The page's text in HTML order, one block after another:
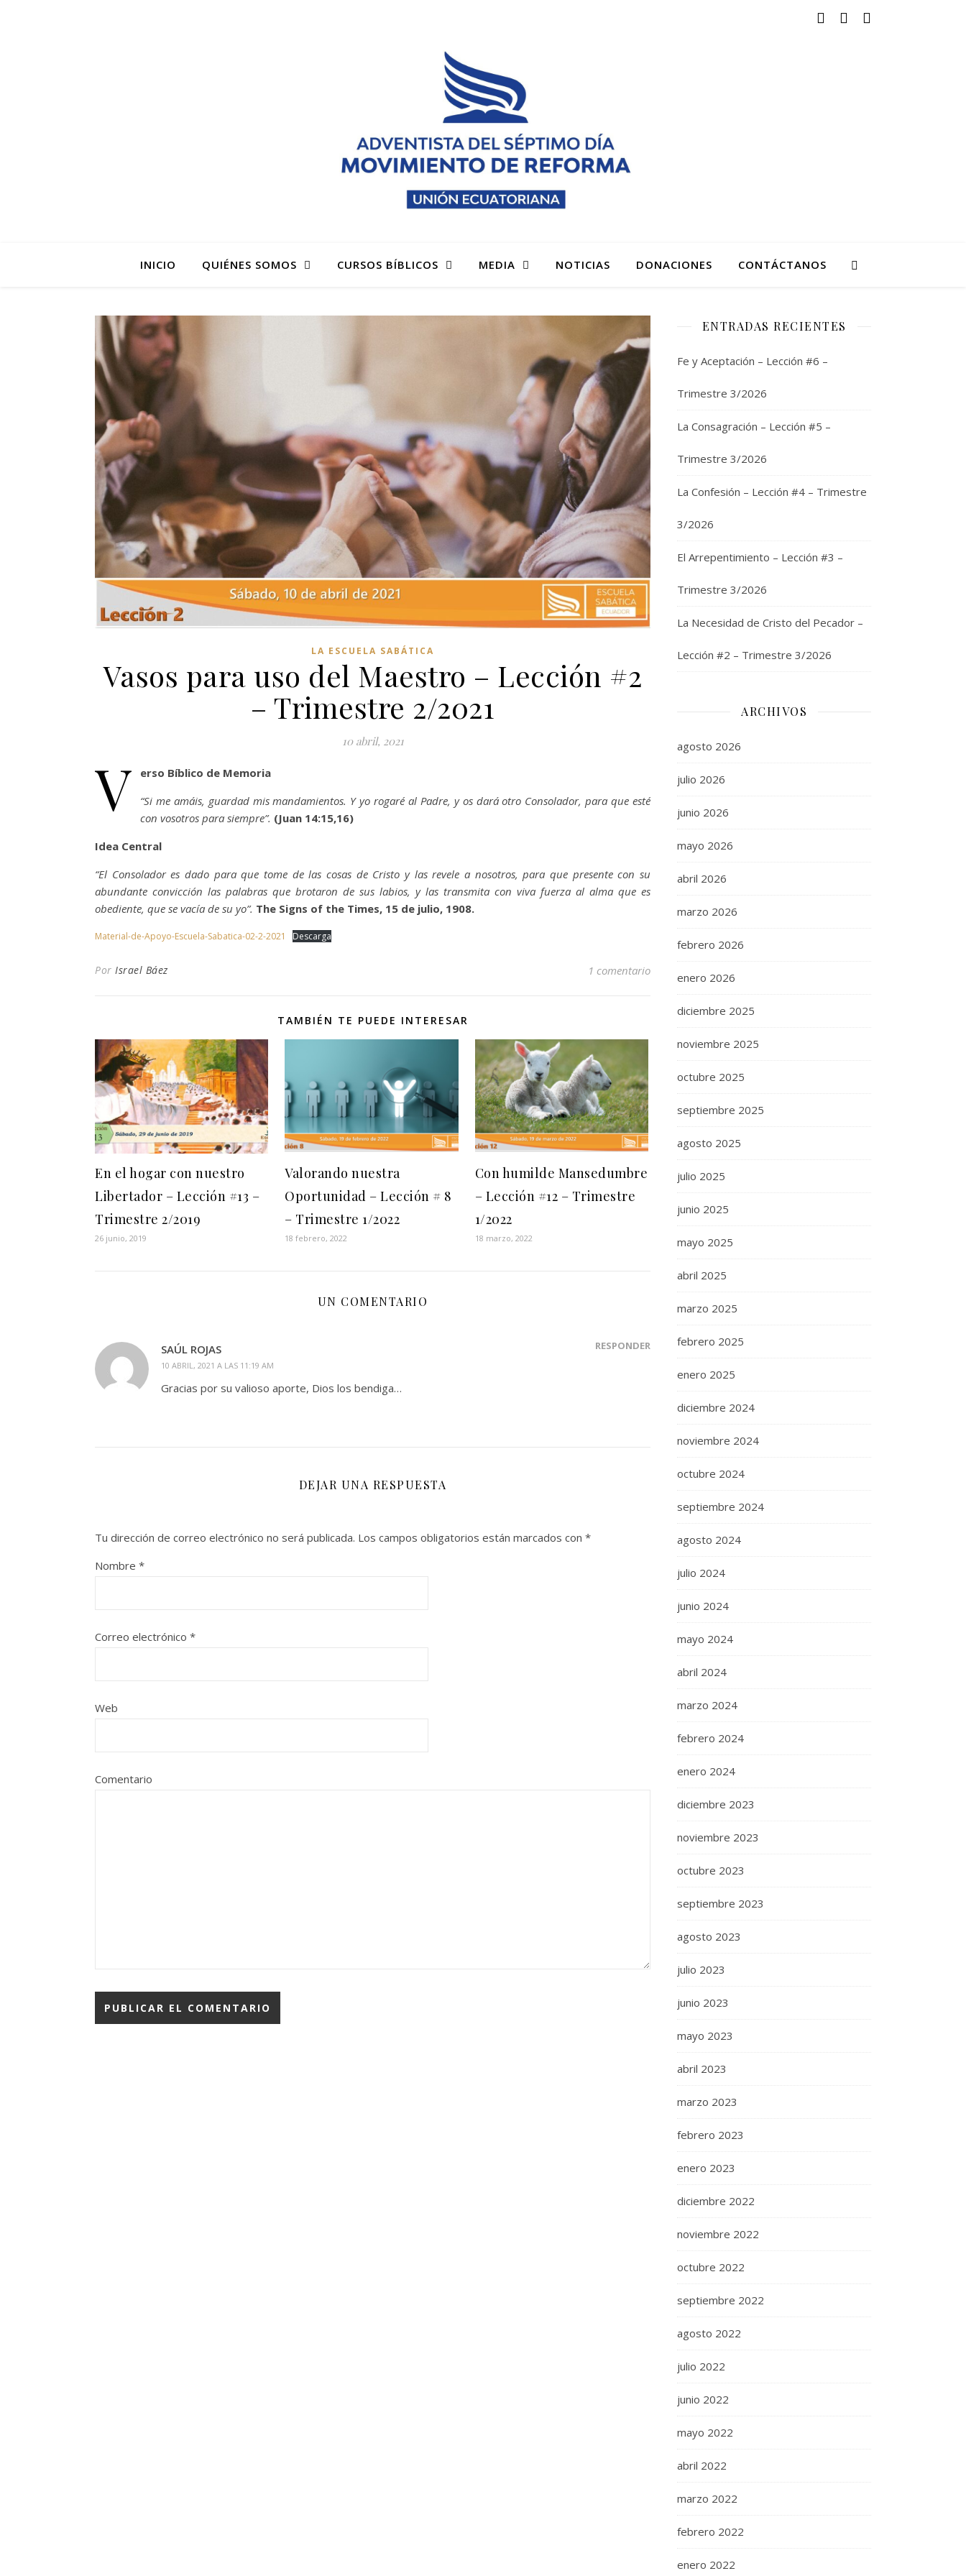
INICIO QUIÉNES SOMOS CURSOS BÍBLICOS MEDIA NOTICIAS DONACIONES CONTÁCTANOS
LA ESCUELA SABÁTICA
Vasos para uso del Maestro – Lección #2
– Trimestre 2/2021
10 abril, 2021
V
erso Bíblico de Memoria
“Si me amáis, guardad mis mandamientos. Y yo rogaré al Padre, y os dará otro Consolador, para que esté
con vosotros para siempre”. (Juan 14:15,16)
Idea Central
“El Consolador es dado para que tome de las cosas de Cristo y las revele a nosotros, para que presente con su
abundante convicción las palabras que brotaron de sus labios, y las transmita con viva fuerza al alma que es
obediente, que se vacía de su yo”. The Signs of the Times, 15 de julio, 1908.
Material-de-Apoyo-Escuela-Sabatica-02-2-2021 Descarga
Por Israel Báez 1 comentario
TAMBIÉN TE PUEDE INTERESAR
En el hogar con nuestro
Libertador – Lección #13 –
Trimestre 2/2019
26 junio, 2019
Valorando nuestra
Oportunidad – Lección # 8
– Trimestre 1/2022
18 febrero, 2022
Con humilde Mansedumbre
– Lección #12 – Trimestre
1/2022
18 marzo, 2022
UN COMENTARIO
SAÚL ROJAS
10 ABRIL, 2021 A LAS 11:19 AM
RESPONDER
Gracias por su valioso aporte, Dios los bendiga…
DEJAR UNA RESPUESTA
Tu dirección de correo electrónico no será publicada. Los campos obligatorios están marcados con *
Nombre *
Correo electrónico *
Web
Comentario
ENTRADAS RECIENTES
Fe y Aceptación – Lección #6 –
Trimestre 3/2026
La Consagración – Lección #5 –
Trimestre 3/2026
La Confesión – Lección #4 – Trimestre
3/2026
El Arrepentimiento – Lección #3 –
Trimestre 3/2026
La Necesidad de Cristo del Pecador –
Lección #2 – Trimestre 3/2026
ARCHIVOS
agosto 2026
julio 2026
junio 2026
mayo 2026
abril 2026
marzo 2026
febrero 2026
enero 2026
diciembre 2025
noviembre 2025
octubre 2025
septiembre 2025
agosto 2025
julio 2025
junio 2025
mayo 2025
abril 2025
marzo 2025
febrero 2025
enero 2025
diciembre 2024
noviembre 2024
octubre 2024
septiembre 2024
agosto 2024
julio 2024
junio 2024
mayo 2024
abril 2024
marzo 2024
febrero 2024
enero 2024
diciembre 2023
noviembre 2023
octubre 2023
septiembre 2023
agosto 2023
julio 2023
junio 2023
mayo 2023
abril 2023
marzo 2023
febrero 2023
enero 2023
diciembre 2022
noviembre 2022
octubre 2022
septiembre 2022
agosto 2022
julio 2022
junio 2022
mayo 2022
abril 2022
marzo 2022
febrero 2022
enero 2022